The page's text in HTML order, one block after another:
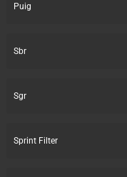
Puig
Sbr
Sgr
Sprint Filter